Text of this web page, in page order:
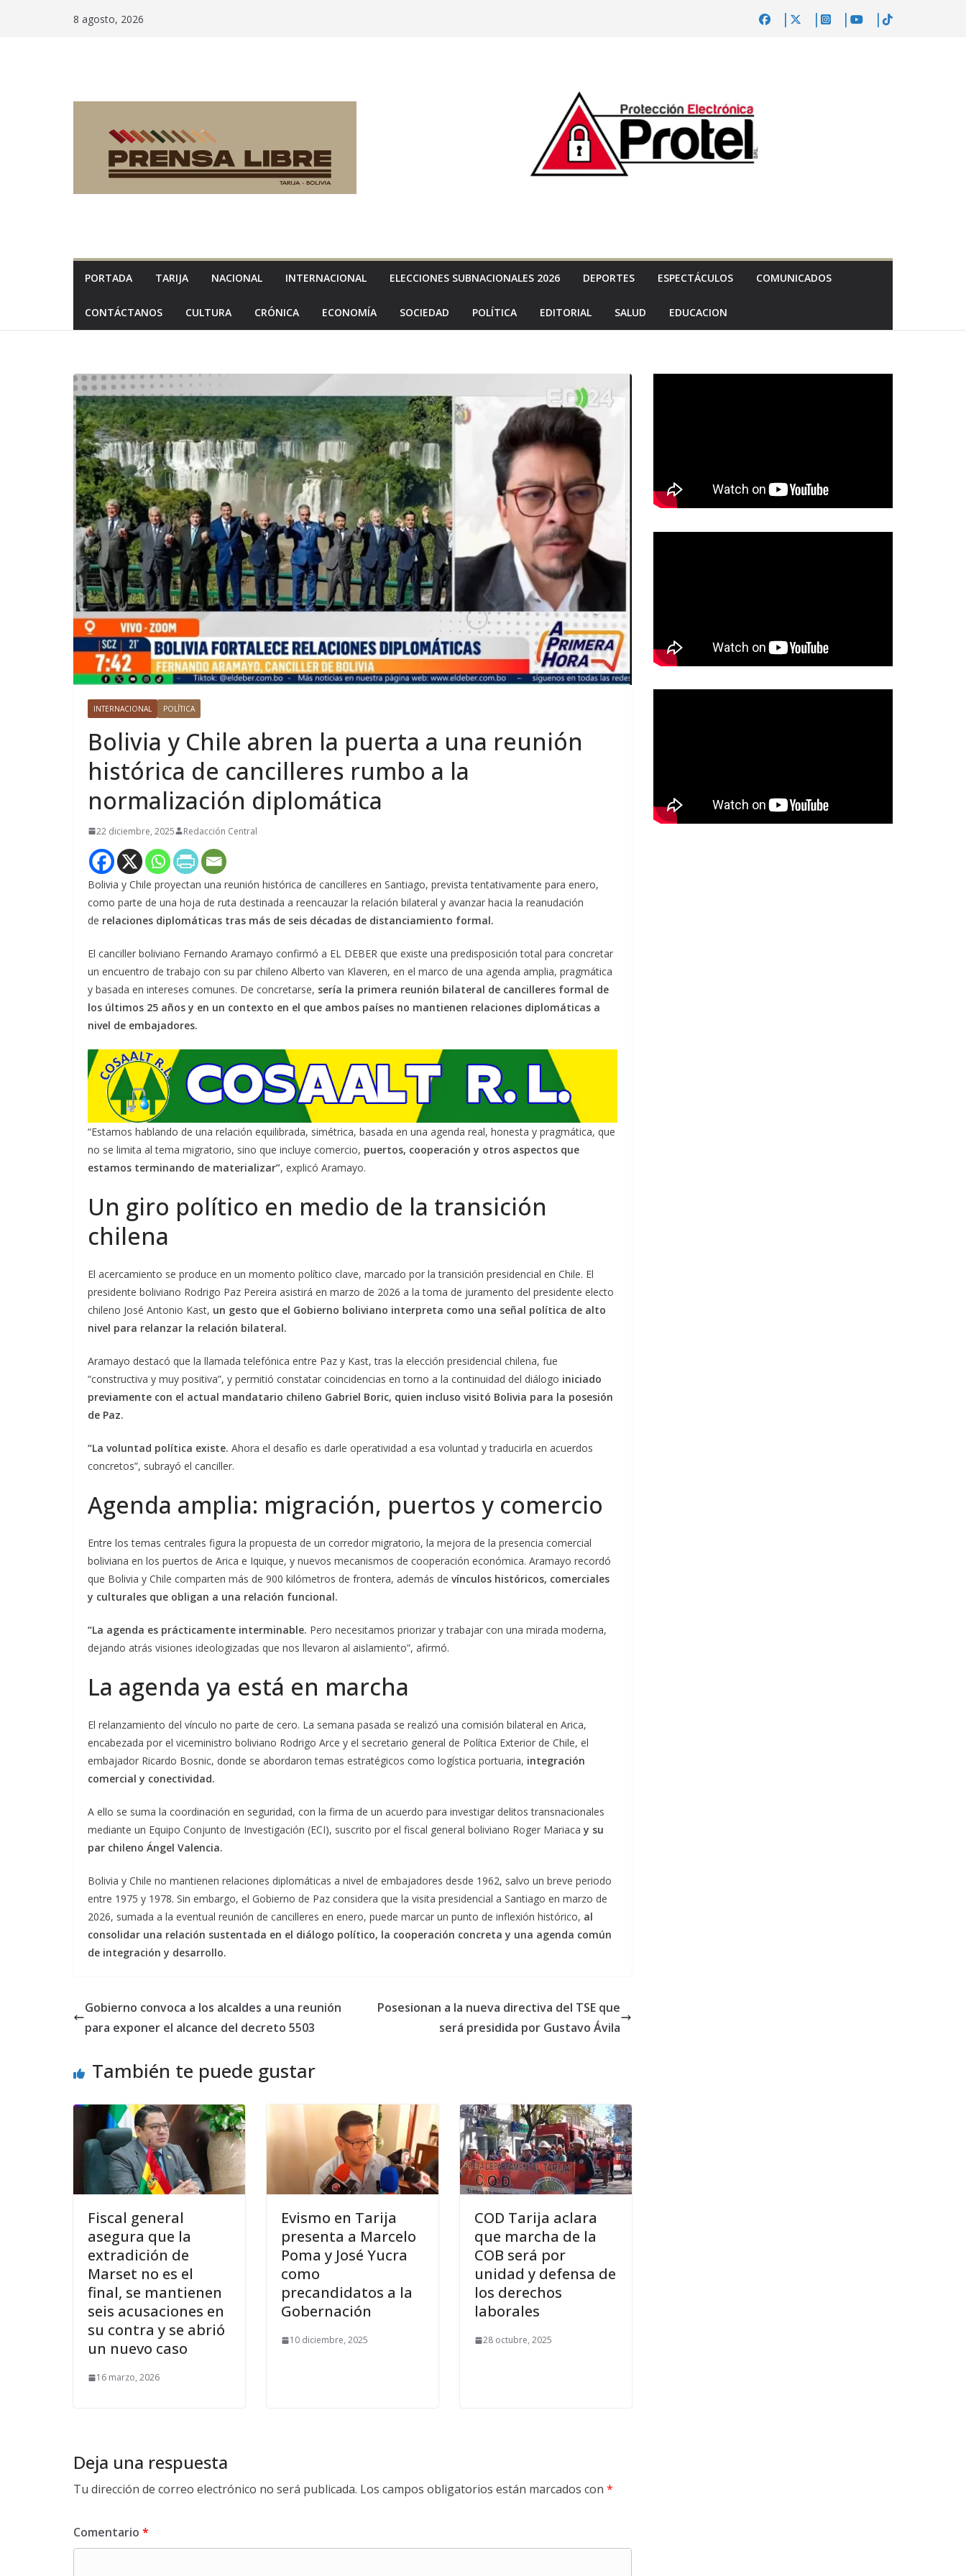
8 agosto, 2026
PORTADA TARIJA NACIONAL INTERNACIONAL ELECCIONES SUBNACIONALES 2026 DEPORTES ESPECTÁCULOS COMUNICADOS
CONTÁCTANOS CULTURA CRÓNICA ECONOMÍA SOCIEDAD POLÍTICA EDITORIAL SALUD EDUCACION
INTERNACIONAL POLÍTICA
Bolivia y Chile abren la puerta a una reunión
histórica de cancilleres rumbo a la
normalización diplomática
22 diciembre, 2025 Redacción Central
Bolivia y Chile proyectan una reunión histórica de cancilleres en Santiago, prevista tentativamente para enero,
como parte de una hoja de ruta destinada a reencauzar la relación bilateral y avanzar hacia la reanudación
de relaciones diplomáticas tras más de seis décadas de distanciamiento formal.
El canciller boliviano Fernando Aramayo confirmó a EL DEBER que existe una predisposición total para concretar
un encuentro de trabajo con su par chileno Alberto van Klaveren, en el marco de una agenda amplia, pragmática
y basada en intereses comunes. De concretarse, sería la primera reunión bilateral de cancilleres formal de
los últimos 25 años y en un contexto en el que ambos países no mantienen relaciones diplomáticas a
nivel de embajadores.
“Estamos hablando de una relación equilibrada, simétrica, basada en una agenda real, honesta y pragmática, que
no se limita al tema migratorio, sino que incluye comercio, puertos, cooperación y otros aspectos que
estamos terminando de materializar”, explicó Aramayo.
Un giro político en medio de la transición
chilena
El acercamiento se produce en un momento político clave, marcado por la transición presidencial en Chile. El
presidente boliviano Rodrigo Paz Pereira asistirá en marzo de 2026 a la toma de juramento del presidente electo
chileno José Antonio Kast, un gesto que el Gobierno boliviano interpreta como una señal política de alto
nivel para relanzar la relación bilateral.
Aramayo destacó que la llamada telefónica entre Paz y Kast, tras la elección presidencial chilena, fue
“constructiva y muy positiva”, y permitió constatar coincidencias en torno a la continuidad del diálogo iniciado
previamente con el actual mandatario chileno Gabriel Boric, quien incluso visitó Bolivia para la posesión
de Paz.
“La voluntad política existe. Ahora el desafío es darle operatividad a esa voluntad y traducirla en acuerdos
concretos”, subrayó el canciller.
Agenda amplia: migración, puertos y comercio
Entre los temas centrales figura la propuesta de un corredor migratorio, la mejora de la presencia comercial
boliviana en los puertos de Arica e Iquique, y nuevos mecanismos de cooperación económica. Aramayo recordó
que Bolivia y Chile comparten más de 900 kilómetros de frontera, además de vínculos históricos, comerciales
y culturales que obligan a una relación funcional.
“La agenda es prácticamente interminable. Pero necesitamos priorizar y trabajar con una mirada moderna,
dejando atrás visiones ideologizadas que nos llevaron al aislamiento”, afirmó.
La agenda ya está en marcha
El relanzamiento del vínculo no parte de cero. La semana pasada se realizó una comisión bilateral en Arica,
encabezada por el viceministro boliviano Rodrigo Arce y el secretario general de Política Exterior de Chile, el
embajador Ricardo Bosnic, donde se abordaron temas estratégicos como logística portuaria, integración
comercial y conectividad.
A ello se suma la coordinación en seguridad, con la firma de un acuerdo para investigar delitos transnacionales
mediante un Equipo Conjunto de Investigación (ECI), suscrito por el fiscal general boliviano Roger Mariacay su
par chileno Ángel Valencia.
Bolivia y Chile no mantienen relaciones diplomáticas a nivel de embajadores desde 1962, salvo un breve periodo
entre 1975 y 1978. Sin embargo, el Gobierno de Paz considera que la visita presidencial a Santiago en marzo de
2026, sumada a la eventual reunión de cancilleres en enero, puede marcar un punto de inflexión histórico, al
consolidar una relación sustentada en el diálogo político, la cooperación concreta y una agenda común
de integración y desarrollo.
Gobierno convoca a los alcaldes a una reunión
para exponer el alcance del decreto 5503
Posesionan a la nueva directiva del TSE que
será presidida por Gustavo Ávila
También te puede gustar
Fiscal general
asegura que la
extradición de
Marset no es el
final, se mantienen
seis acusaciones en
su contra y se abrió
un nuevo caso
16 marzo, 2026
Evismo en Tarija
presenta a Marcelo
Poma y José Yucra
como
precandidatos a la
Gobernación
10 diciembre, 2025
COD Tarija aclara
que marcha de la
COB será por
unidad y defensa de
los derechos
laborales
28 octubre, 2025
Deja una respuesta
Tu dirección de correo electrónico no será publicada. Los campos obligatorios están marcados con *
Comentario *